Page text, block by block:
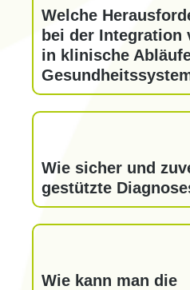
Welche
bei der Integration
in klinische
Wie sicher und
gestützte
Wie kann man die